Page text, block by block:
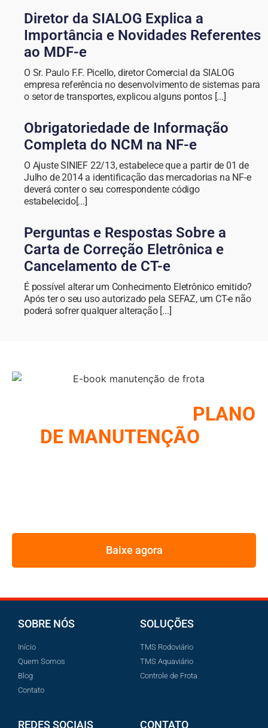
Diretor da SIALOG Explica a
Importância e Novidades Referentes
ao MDF-e
O Sr. Paulo F.F. Picello, diretor Comercial da SIALOG
empresa referência no desenvolvimento de sistemas para
o setor de transportes, explicou alguns pontos [...]
Obrigatoriedade de Informação
Completa do NCM na NF-e
O Ajuste SINIEF 22/13, estabelece que a partir de 01 de
Julho de 2014 a identificação das mercadorias na NF-e
deverá conter o seu correspondente código
estabelecido[...]
Perguntas e Respostas Sobre a
Carta de Correção Eletrônica e
Cancelamento de CT-e
É possível alterar um Conhecimento Eletrônico emitido?
Após ter o seu uso autorizado pela SEFAZ, um CT-e não
poderá sofrer qualquer alteração [...]
PLANO
DE MANUTENÇÃO
Baixe agora
SOBRE NÓS
Início
Quem Somos
Blog
Contato
SOLUÇÕES
TMS Rodoviário
TMS Aquaviário
Controle de Frota
REDES SOCIAIS CONTATO